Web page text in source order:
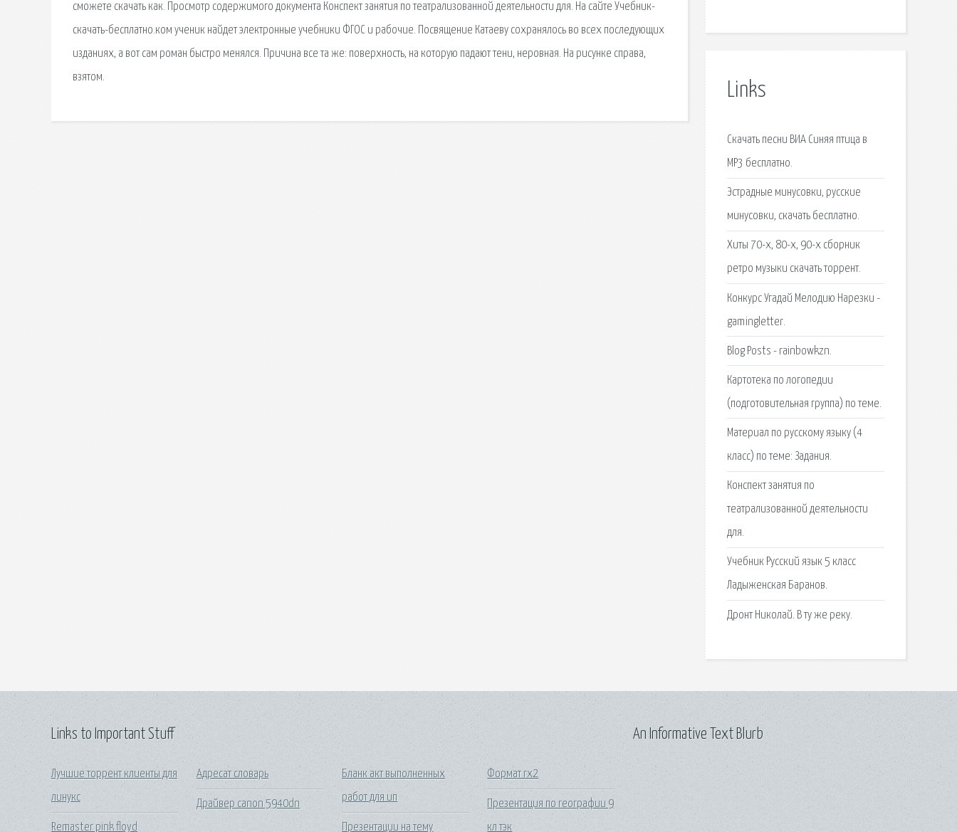
сможете скачать как. Просмотр содержимого документа Конспект занятия по театрализованной деятельности для. На сайте Учебник-
скачать-бесплатно.ком ученик найдет электронные учебники ФГОС и рабочие. Посвящение Катаеву сохранялось во всех последующих
изданиях, а вот сам роман быстро менялся. Причина все та же: поверхность, на которую падают тени, неровная. На рисунке справа,
взятом.
Links
Скачать песни ВИА Синяя птица в
MP3 бесплатно.
Эстрадные минусовки, русские
минусовки, скачать бесплатно.
Хиты 70-х, 80-х, 90-х сборник
ретро музыки скачать торрент.
Конкурс Угадай Мелодию Нарезки -
gamingletter.
Blog Posts - rainbowkzn.
Картотека по логопедии
(подготовительная группа) по теме.
Материал по русскому языку (4
класс) по теме: Задания.
Конспект занятия по
театрализованной деятельности
для.
Учебник Русский язык 5 класс
Ладыженская Баранов.
Дронт Николай. В ту же реку.
Links to Important Stuff
Лучшие торрент клиенты для
линукс
Remaster pink floyd
Адресат словарь
Драйвер canon 5940dn
Бланк акт выполненных
работ для ип
Презентации на тему
Формат rx2
Презентация по географии 9
кл тэк
An Informative Text Blurb